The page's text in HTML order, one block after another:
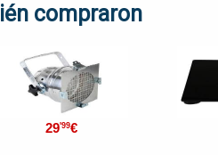
compraron
29'99€